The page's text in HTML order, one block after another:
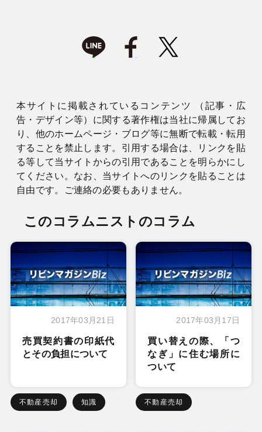
本サイトに掲載されているコンテンツ （記事・広
告・デザイン等）に関する著作権は当社に帰属してお
り、他のホームページ・ブログ等に無断で転載・転用
することを禁止します。引用する場合は、リンクを貼
る等して当サイトからの引用であることを明らかにし
てください。なお、当サイトへのリンクを貼ることは
自由です。ご連絡の必要もありません。
このコラムニストのコラム
2017年03月21日
売買契約書の印紙代
とその負担について
不動産売却 知識
2017年03月17日
買い替えの際、「つ
なぎ」に住む場所に
ついて
不動産売却